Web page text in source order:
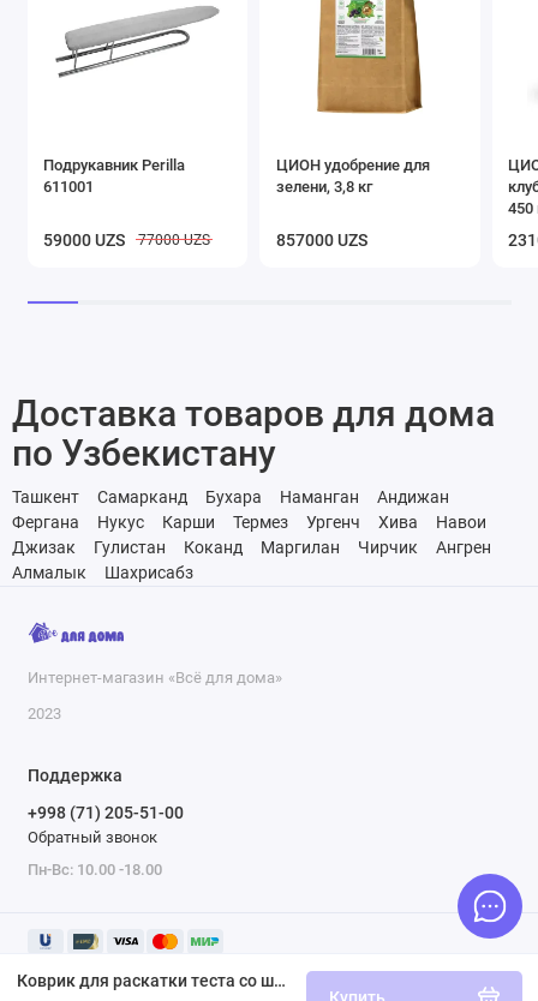
Коврик для раскатки теста со шкалой Marmiton коричневый 16065
Подрукавник Perilla
611001
59000 UZS 77000 UZS
ЦИОН удобрение для
зелени, 3,8 кг
857000 UZS
450
Доставка товаров для дома
по Узбекистану
Ташкент Самарканд Бухара Наманган
Андижан
Фергана
Нукус Карши Термез Ургенч Хива
Навои
Джизак
Гулистан Коканд Маргилан Чирчик
Ангрен
Алмалык
Шахрисабз
Интернет-магазин «Всё для дома»
2023
Поддержка
+998 (71) 205-51-00
Обратный звонок
Пн-Вс: 10.00 -18.00